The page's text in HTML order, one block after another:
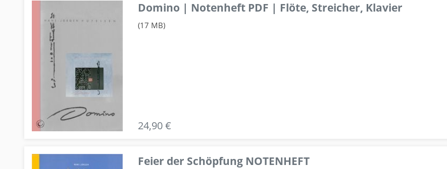
Domino | Notenheft PDF | Flöte, Streicher, Klavier
(17 MB)
24,90 €
Feier der Schöpfung NOTENHEFT